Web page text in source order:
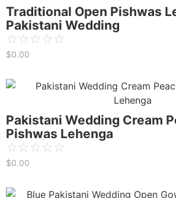
Traditional Open Pishwas
Pakistani Wedding
☆☆☆☆☆
$0.00
Pakistani Wedding Cream
Pishwas Lehenga
☆☆☆☆☆
$0.00